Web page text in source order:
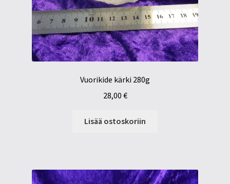
Vuorikide kärki 280g
28,00 €
Lisää ostoskoriin